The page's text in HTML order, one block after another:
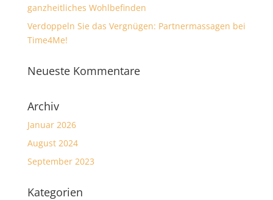
ganzheitliches Wohlbefinden
Verdoppeln Sie das Vergnügen: Partnermassagen bei
Time4Me!
Neueste Kommentare
Archiv
Januar 2026
August 2024
September 2023
Kategorien